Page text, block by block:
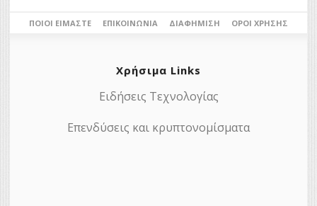
ΠΟΙΟΙ ΕΊΜΑΣΤΕ ΕΠΙΚΟΙΝΩΝΊΑ ΔΙΑΦΉΜΙΣΗ ΌΡΟΙ ΧΡΉΣΗΣ
Χρήσιμα Links
Ειδήσεις Τεχνολογίας
Επενδύσεις και κρυπτονομίσματα